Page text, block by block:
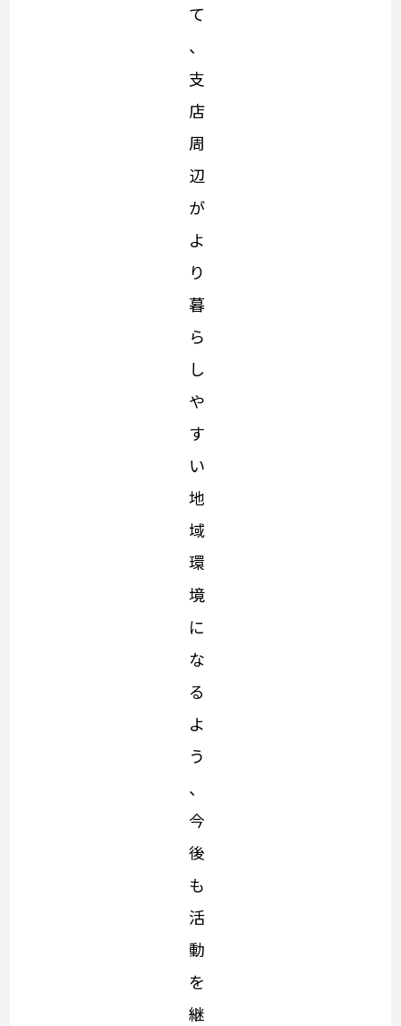
て
、
支
店
周
辺
が
よ
り
暮
ら
し
や
す
い
地
域
環
境
に
な
る
よ
う
、
今
後
も
活
動
を
継